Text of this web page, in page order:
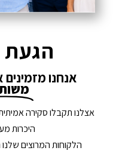
הגעת
אנחנו
אצלנו תקבלו סקירה
היכרות
הלקוחות המרוצים